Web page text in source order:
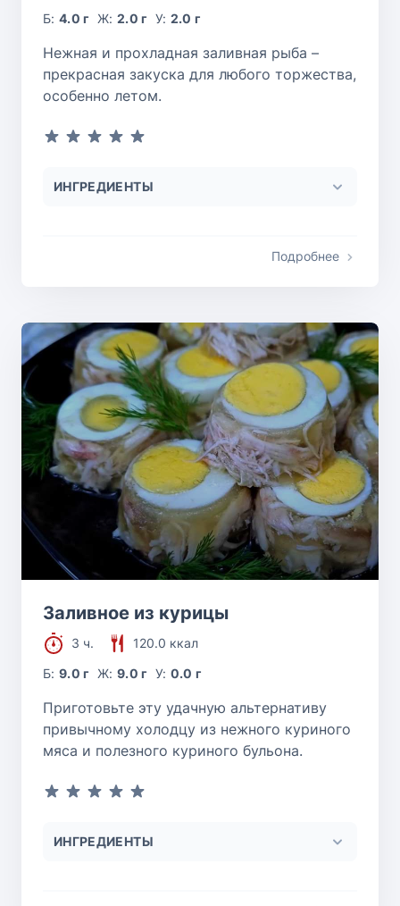
Б:4.0 г Ж: 2.0 г У: 2.0 г
Нежная и прохладная заливная рыба –
прекрасная закуска для любого торжества,
особенно летом.
ИНГРЕДИЕНТЫ
Подробнее
Заливное из курицы
3 ч.
120.0 ккал
Б:9.0 г Ж: 9.0 г У: 0.0 г
Приготовьте эту удачную альтернативу
привычному холодцу из нежного куриного
мяса и полезного куриного бульона.
ИНГРЕДИЕНТЫ